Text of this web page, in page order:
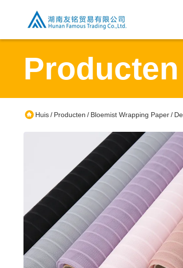
Producten
Huis/ Producten / Bloemist Wrapping Paper/